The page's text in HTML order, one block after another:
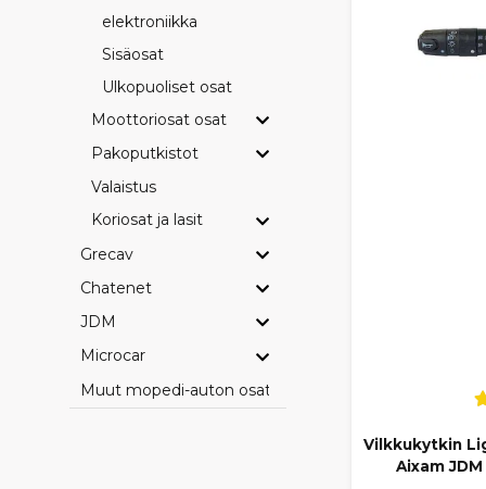
elektroniikka
Sisäosat
Ulkopuoliset osat
Moottoriosat osat
Pakoputkistot
Valaistus
Koriosat ja lasit
Grecav
Chatenet
JDM
Microcar
Muut mopedi-auton osat
Vilkkukytkin
Aixam